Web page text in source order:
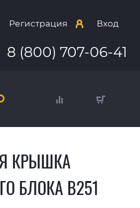
Регистрация Вход
8 (800) 707-06-41
КРЫШКА
БЛОКА B251